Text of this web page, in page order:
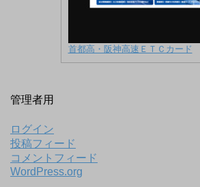
首都高・阪神高速ＥＴＣカード
管理者用
ログイン
投稿フィード
コメントフィード
WordPress.org